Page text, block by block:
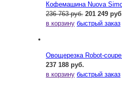
Кофемашина Nuova
236 763 руб. 201 249
в корзину быстрый заказ
Овощерезка Robot-
237 188 руб.
в корзину быстрый заказ